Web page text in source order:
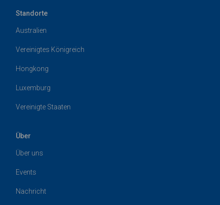
Standorte
Australien
Vereinigtes Königreich
Hongkong
Luxemburg
Vereinigte Staaten
Über
Über uns
Events
Nachricht